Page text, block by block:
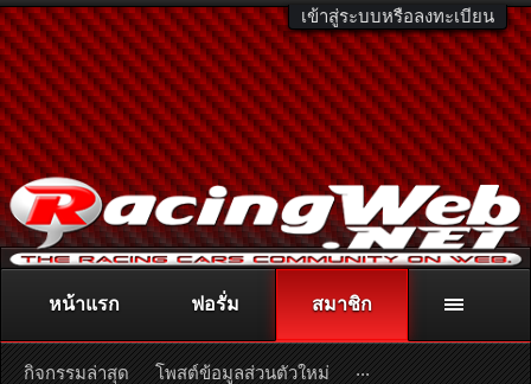
เข้าสู่ระบบหรือลงทะเบียน
ติดต่อลงโฆษณา racingweb@gmail.comหรือโทร. 081-811-1138
หรืออ่านรายละเอียดเพิ่มเติม คลิกที่นี่
หน้าแรก ฟอรั่ม สมาชิก
กิจกรรมล่าสุด โพสต์ข้อมูลส่วนตัวใหม่ ...